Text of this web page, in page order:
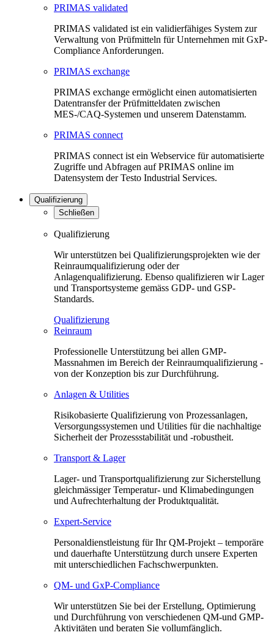
PRIMAS validated
PRIMAS validated ist ein validierfähiges System zur
Verwaltung von Prüfmitteln für Unternehmen mit GxP-
Compliance Anforderungen.
PRIMAS exchange
PRIMAS exchange ermöglicht einen automatisierten
Datentransfer der Prüfmitteldaten zwischen
MES-/CAQ-Systemen und unserem Datenstamm.
PRIMAS connect
PRIMAS connect ist ein Webservice für automatisierte
Zugriffe und Abfragen auf PRIMAS online im
Datensystem der Testo Industrial Services.
Qualifizierung
Schließen
Qualifizierung
Wir unterstützen bei Qualifizierungsprojekten wie der
Reinraumqualifizierung oder der
Anlagenqualifizierung. Ebenso qualifizieren wir Lager
und Transportsysteme gemäss GDP- und GSP-
Standards.
Qualifizierung
Reinraum
Professionelle Unterstützung bei allen GMP-
Massnahmen im Bereich der Reinraumqualifizierung -
von der Konzeption bis zur Durchführung.
Anlagen & Utilities
Risikobasierte Qualifizierung von Prozessanlagen,
Versorgungssystemen und Utilities für die nachhaltige
Sicherheit der Prozessstabilität und -robustheit.
Transport & Lager
Lager- und Transportqualifizierung zur Sicherstellung
gleichmässiger Temperatur- und Klimabedingungen
und Aufrechterhaltung der Produktqualität.
Expert-Service
Personaldienstleistung für Ihr QM-Projekt – temporäre
und dauerhafte Unterstützung durch unsere Experten
mit unterschiedlichen Fachschwerpunkten.
QM- und GxP-Compliance
Wir unterstützen Sie bei der Erstellung, Optimierung
und Durchführung von verschiedenen QM-und GMP-
Aktivitäten und beraten Sie vollumfänglich.